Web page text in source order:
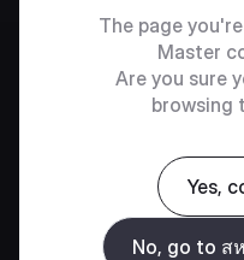
The page
Master
Are you sure
browsing
Yes,
No, go to ส